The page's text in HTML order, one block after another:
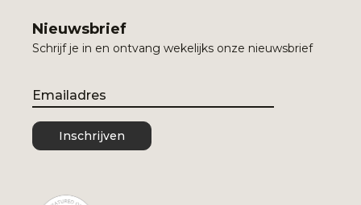
Nieuwsbrief
Schrijf je in en ontvang wekelijks onze nieuwsbrief
Email
Inschrijven